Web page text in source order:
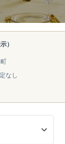
）
なし